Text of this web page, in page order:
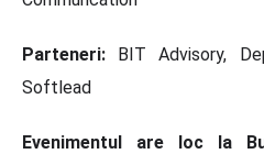
Parteneri: BIT Advisory,
Softlead
Evenimentul are loc la